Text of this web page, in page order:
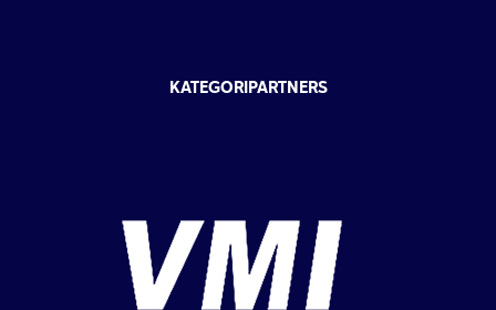
KATEGORIPARTNERS